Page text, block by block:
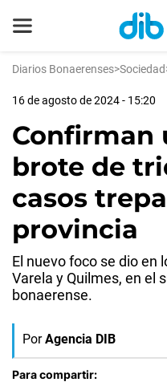
Diarios Bonaerenses>Sociedad
16 de agosto de 2024 - 15:20
Confirman
brote de
casos
provincia
El nuevo foco se dio en
Varela y Quilmes, en el
bonaerense.
Por Agencia DIB
Para compartir: